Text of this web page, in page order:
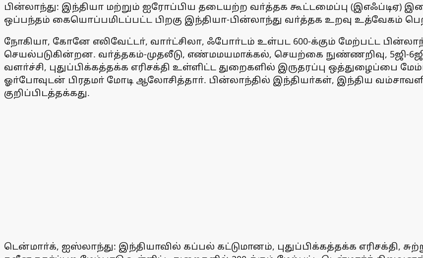
பின்லாந்து: இந்தியா மற்றும் ஐரோப்பிய தடையற்ற வா்த்தக கூட்டமைப்பு (இஎஃப்டிஏ)
ஒப்பந்தம் கையொப்பமிடப்பட்ட பிறகு இந்தியா-பின்லாந்து வா்த்தக உறவு உத்வேகம்
நோகியா, கோனே எலிவேட்டா், வாா்ட்சிலா, ஃபோா்டம் உள்பட 600-க்கும் மேற்பட்ட
செயல்படுகின்றன. வா்த்தகம்-முதலீடு, எண்மமயமாக்கல், செயற்கை நுண்ணறிவு, 5ஜி-
வளா்ச்சி, புதுப்பிக்கத்தக்க எரிசக்தி உள்ளிட்ட துறைகளில் இருதரப்பு ஒத்துழைப்பை
ஓா்போவுடன் பிரதமா் மோடி ஆலோசித்தாா். பின்லாந்தில் இந்தியா்கள், இந்திய
குறிப்பிடத்தக்கது.
டென்மாா்க், ஐஸ்லாந்து: இந்தியாவில் கப்பல் கட்டுமானம், புதுப்பிக்கத்தக்க எரிசக்தி,